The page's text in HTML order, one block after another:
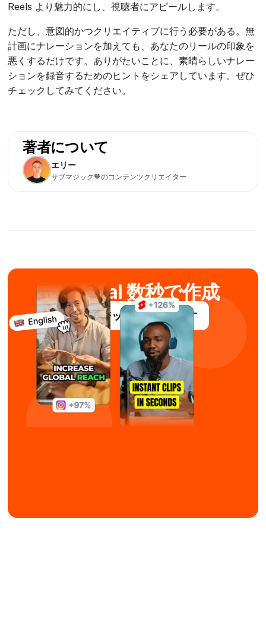
Reels より魅力的にし、視聴者にアピールします。
ただし、意図的かつクリエイティブに行う必要がある。無
計画にナレーションを加えても、あなたのリールの印象を
悪くするだけです。ありがたいことに、素晴らしいナレー
ションを録音するためのヒントをシェアしています。ぜひ
チェックしてみてください。
著者について
エリー
サブマジック🧡のコンテンツクリエイター
AIでviral 数秒で作成
サブマジックを無料で試す